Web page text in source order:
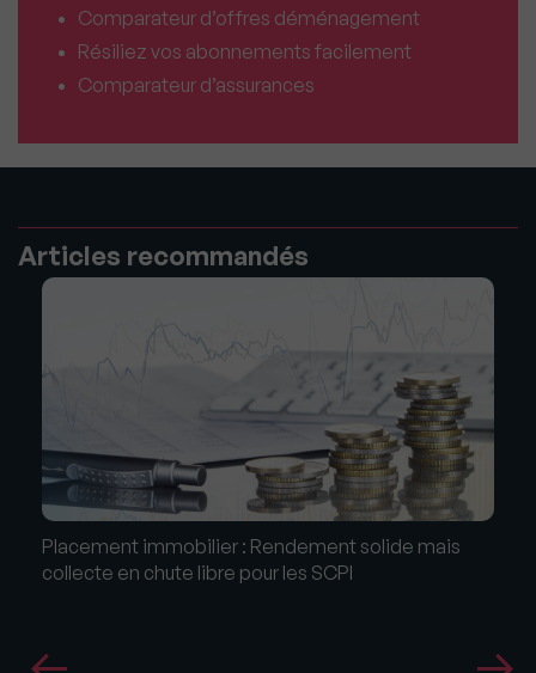
Comparateur d’offres déménagement
Résiliez vos abonnements facilement
Comparateur d’assurances
Articles recommandés
Placement immobilier : Rendement solide mais
collecte en chute libre pour les SCPI